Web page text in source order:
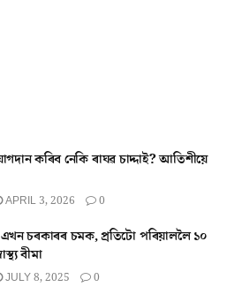
কৰিব নেকি ৰাঘৱ চাদ্দাই? আতিশীয়ে
APRIL 3, 2026 0
চৰকাৰৰ চমক, প্ৰতিটো পৰিয়াললৈ ১০
বীমা
JULY 8, 2025 0